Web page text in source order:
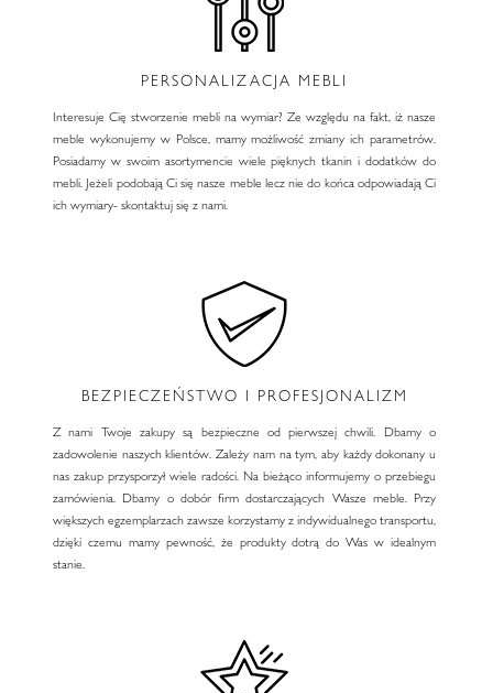
PERSONALIZACJA MEBLI
Interesuje Cię stworzenie mebli na wymiar? Ze względu na fakt, iż nasze
meble wykonujemy w Polsce, mamy możliwość zmiany ich parametrów.
Posiadamy w swoim asortymencie wiele pięknych tkanin i dodatków do
mebli. Jeżeli podobają Ci się nasze meble lecz nie do końca odpowiadają Ci
ich wymiary- skontaktuj się z nami.
BEZPIECZEŃSTWO I PROFESJONALIZM
Z nami Twoje zakupy są bezpieczne od pierwszej chwili. Dbamy o
zadowolenie naszych klientów. Zależy nam na tym, aby każdy dokonany u
nas zakup przysporzył wiele radości. Na bieżąco informujemy o przebiegu
zamówienia. Dbamy o dobór firm dostarczających Wasze meble. Przy
większych egzemplarzach zawsze korzystamy z indywidualnego transportu,
dzięki czemu mamy pewność, że produkty dotrą do Was w idealnym
stanie.